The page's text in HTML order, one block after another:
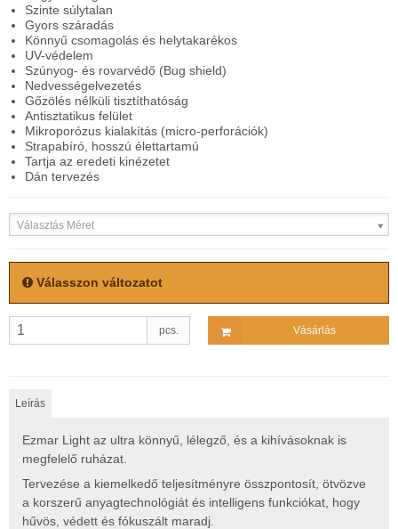
Szinte súlytalan
Gyors száradás
Könnyű csomagolás és helytakarékos
UV-védelem
Szúnyog- és rovarvédő (Bug shield)
Nedvességelvezetés
Gőzölés nélküli tisztíthatóság
Antisztatikus felület
Mikroporózus kialakítás (micro-perforációk)
Strapabíró, hosszú élettartamú
Tartja az eredeti kinézetet
Dán tervezés
Választás Méret
Válasszon változatot
pcs. Vásárlás
Leírás
Ezmar Light az ultra könnyű, lélegző, és a kihívásoknak is
megfelelő ruházat.
Tervezése a kiemelkedő teljesítményre összpontosít, ötvözve
a korszerű anyagtechnológiát és intelligens funkciókat, hogy
hűvös, védett és fókuszált maradj.